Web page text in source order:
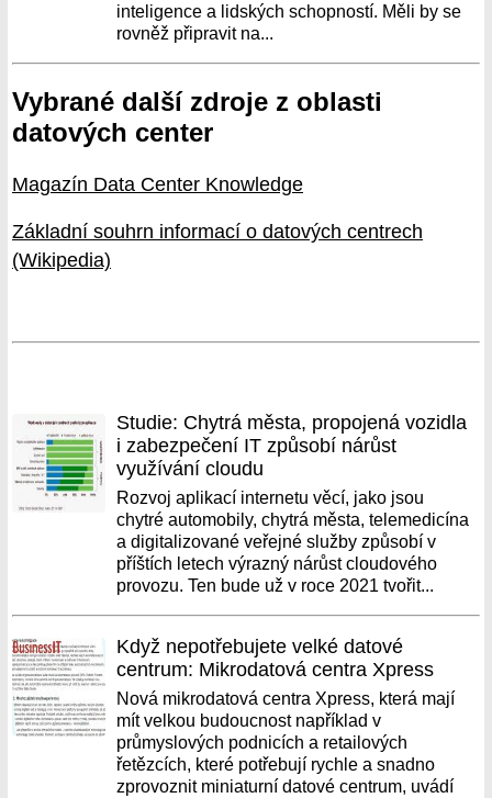
inteligence a lidských schopností. Měli by se
rovněž připravit na...
Vybrané další zdroje z oblasti
datových center
Magazín Data Center Knowledge
Základní souhrn informací o datových centrech
(Wikipedia)
Studie: Chytrá města, propojená vozidla
i zabezpečení IT způsobí nárůst
využívání cloudu
Rozvoj aplikací internetu věcí, jako jsou
chytré automobily, chytrá města, telemedicína
a digitalizované veřejné služby způsobí v
příštích letech výrazný nárůst cloudového
provozu. Ten bude už v roce 2021 tvořit...
Když nepotřebujete velké datové
centrum: Mikrodatová centra Xpress
Nová mikrodatová centra Xpress, která mají
mít velkou budoucnost například v
průmyslových podnicích a retailových
řetězcích, které potřebují rychle a snadno
zprovoznit miniaturní datové centrum, uvádí